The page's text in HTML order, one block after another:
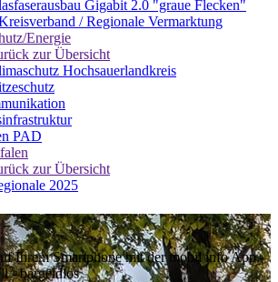
Gigabit 2.0 "graue Flecken"
/ Regionale Vermarktung
Energie
zur Übersicht
Hochsauerlandkreis
PAD
zur Übersicht
2025
Ihrem Smartphone mit der mobil info App -
- bargeldlos